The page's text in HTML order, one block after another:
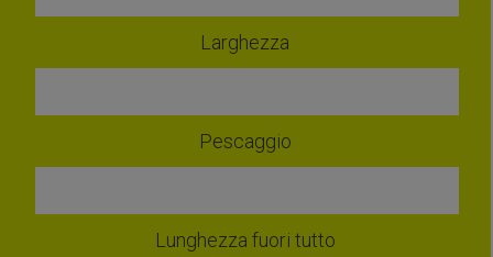
Larghezza
Pescaggio
Lunghezza fuori tutto